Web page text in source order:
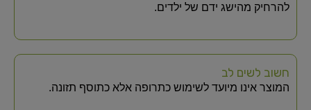
להרחיק מהישג ידם של ילדים.
חשוב לשים לב
המוצר אינו מיועד לשימוש כתרופה אלא כתוסף תזונה.